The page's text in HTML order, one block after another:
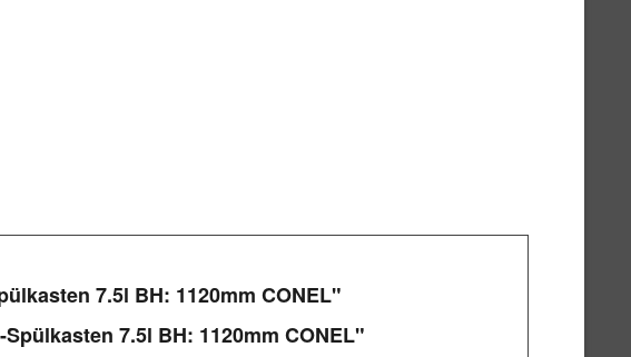
7.5l BH: 1120mm CONEL"
7.5l BH: 1120mm CONEL"